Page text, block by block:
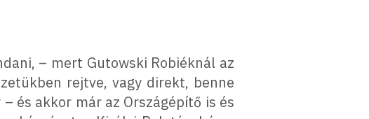
– mert Gutowski Robiéknál az
rejtve, vagy direkt, benne
és akkor már az Országépítő is és